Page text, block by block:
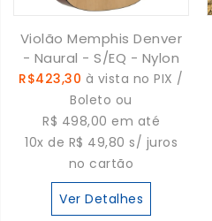
Violão Memphis Denver
- Naural - S/EQ - Nylon
R$423,30 à vista no PIX /
Boleto ou
R$ 498,00 em até
10x de R$ 49,80 s/ juros
no cartão
Ver Detalhes